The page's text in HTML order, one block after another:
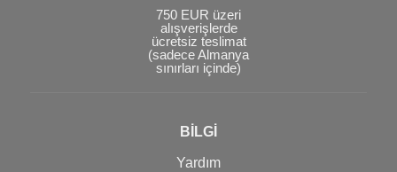
750 EUR üzeri
alışverişlerde
ücretsiz teslimat
(sadece Almanya
sınırları içinde)
BİLGİ
Yardım